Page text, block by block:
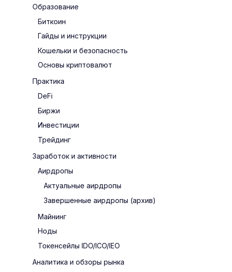
Образование
Биткоин
Гайды и инструкции
Кошельки и безопасность
Основы криптовалют
Практика
DeFi
Биржи
Инвестиции
Трейдинг
Заработок и активности
Аирдропы
Актуальные аирдропы
Завершенные аирдропы (архив)
Майнинг
Ноды
Токенсейлы IDO/ICO/IEO
Аналитика и обзоры рынка